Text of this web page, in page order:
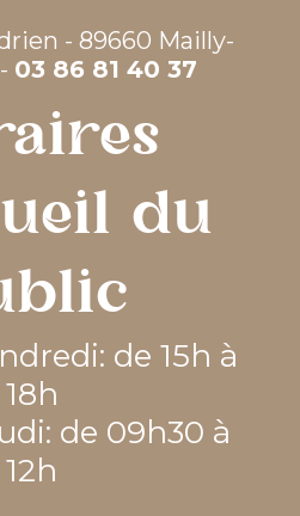
- 89660 Mailly-
03 86 81 40 37
du
de 15h à
18h
de 09h30 à
12h